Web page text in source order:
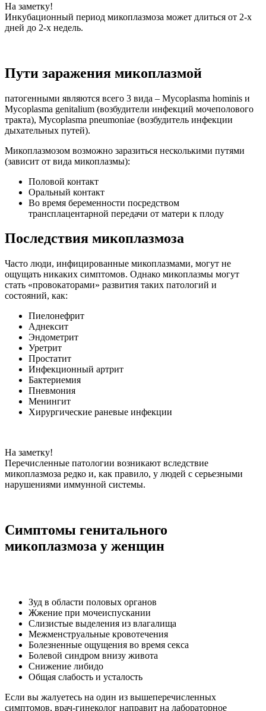
На заметку!
Инкубационный период микоплазмоза может длиться от 2-х
дней до 2-х недель.
Пути заражения микоплазмой
патогенными являются всего 3 вида – Mycoplasma hominis и
Mycoplasma genitalium (возбудители инфекций мочеполового
тракта), Mycoplasma pneumoniae (возбудитель инфекции
дыхательных путей).
Микоплазмозом возможно заразиться несколькими путями
(зависит от вида микоплазмы):
Половой контакт
Оральный контакт
Во время беременности посредством
трансплацентарной передачи от матери к плоду
Последствия микоплазмоза
Часто люди, инфицированные микоплазмами, могут не
ощущать никаких симптомов. Однако микоплазмы могут
стать «провокаторами» развития таких патологий и
состояний, как:
Пиелонефрит
Аднексит
Эндометрит
Уретрит
Простатит
Инфекционный артрит
Бактериемия
Пневмония
Менингит
Хирургические раневые инфекции
На заметку!
Перечисленные патологии возникают вследствие
микоплазмоза редко и, как правило, у людей с серьезными
нарушениями иммунной системы.
Симптомы генитального
микоплазмоза у женщин
Зуд в области половых органов
Жжение при мочеиспускании
Слизистые выделения из влагалища
Межменструальные кровотечения
Болезненные ощущения во время секса
Болевой синдром внизу живота
Снижение либидо
Общая слабость и усталость
Если вы жалуетесь на один из вышеперечисленных
симптомов, врач-гинеколог направит на лабораторное